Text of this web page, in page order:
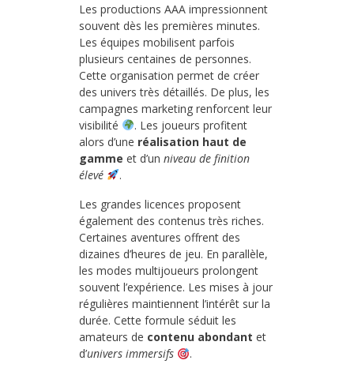
Les productions AAA impressionnent
souvent dès les premières minutes.
Les équipes mobilisent parfois
plusieurs centaines de personnes.
Cette organisation permet de créer
des univers très détaillés. De plus, les
campagnes marketing renforcent leur
visibilité
. Les joueurs profitent
alors d’une réalisation haut de
gamme et d’un niveau de finition
élevé
.
Les grandes licences proposent
également des contenus très riches.
Certaines aventures offrent des
dizaines d’heures de jeu. En parallèle,
les modes multijoueurs prolongent
souvent l’expérience. Les mises à jour
régulières maintiennent l’intérêt sur la
durée. Cette formule séduit les
amateurs de contenu abondant et
d’univers immersifs .